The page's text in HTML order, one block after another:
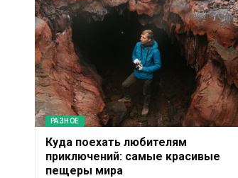
РАЗНОЕ
Куда поехать любителям
приключений: самые красивые
пещеры мира